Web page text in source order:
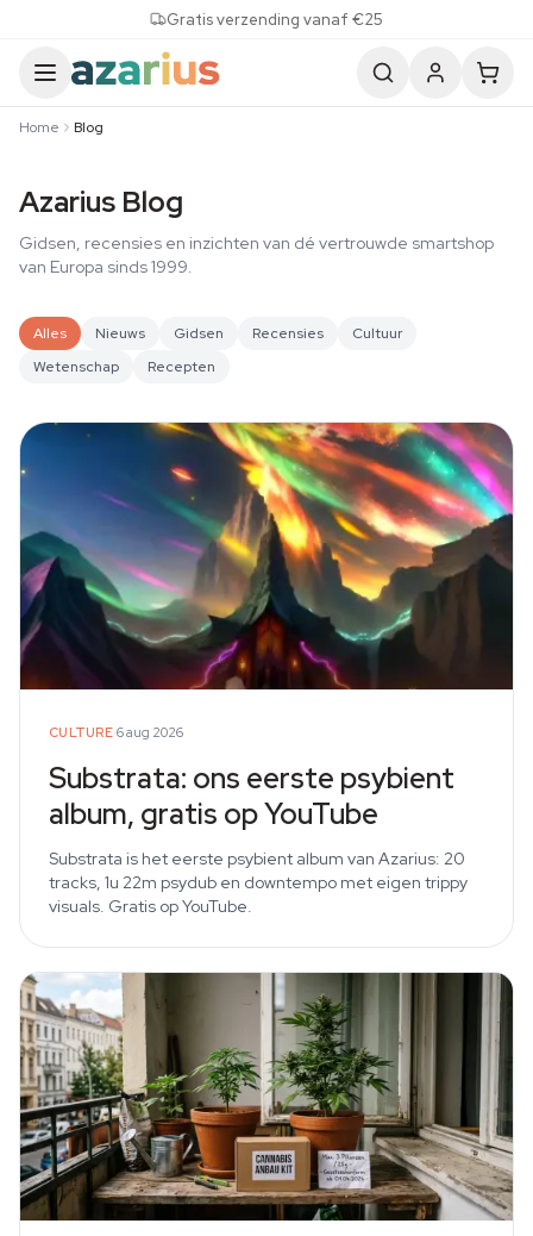
Gratis verzending vanaf €25
Home Blog
Azarius Blog
Gidsen, recensies en inzichten van dé vertrouwde smartshop
van Europa sinds 1999.
Alles Nieuws Gidsen Recensies
Cultuur
Wetenschap
Recepten
CULTURE·6 aug 2026
Substrata: ons eerste psybient
album, gratis op YouTube
Substrata is het eerste psybient album van Azarius: 20
tracks, 1u 22m psydub en downtempo met eigen trippy
visuals. Gratis op YouTube.